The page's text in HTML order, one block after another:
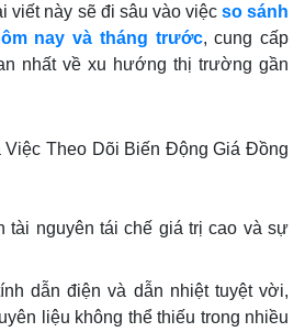
viết này sẽ đi sâu vào việc so sánh
nay và tháng trước, cung cấp
nhất về xu hướng thị trường gần
Việc Theo Dõi Biến Động Giá Đồng
tài nguyên tái chế giá trị cao và sự
dẫn điện và dẫn nhiệt tuyệt vời,
liệu không thể thiếu trong nhiều